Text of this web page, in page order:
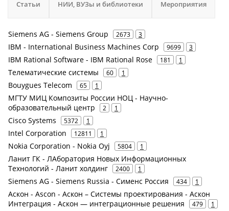
Статьи НИИ, ВУЗы и библиотеки Мероприятия
Siemens AG - Siemens Group 2673 3
IBM - International Business Machines Corp 9699 3
IBM Rational Software - IBM Rational Rose 181 1
Телематические системы 60 1
Bouygues Telecom 65 1
МГТУ МИЦ Композиты России НОЦ - Научно-
образовательный центр
2 1
Cisco Systems 5372 1
Intel Corporation 12811 1
Nokia Corporation - Nokia Oyj 5804 1
Ланит ГК - ЛАборатория Новых Информационных
Технологий - Ланит холдинг
2400 1
Siemens AG - Siemens Russia - Сименс Россия 434 1
Аскон - Ascon - Аскон – Системы проектирования - Аскон
Интеграция - Аскон — интеграционные решения
479 1